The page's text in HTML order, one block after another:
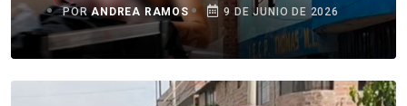
PORANDREA RAMOS 9 DE JUNIO DE 2026